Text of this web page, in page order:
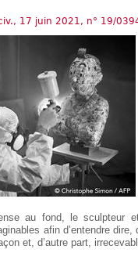
17 juin 2021, n° 19/
au fond, le sculpteur
afin d’entendre
et, d’autre part,